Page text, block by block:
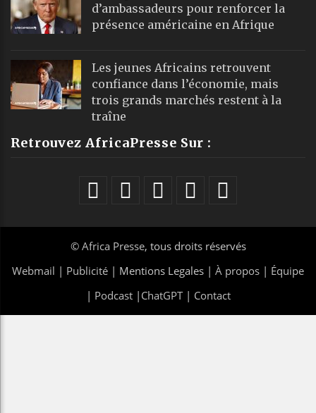
d’ambassadeurs pour renforcer la
présence américaine en Afrique
Les jeunes Africains retrouvent
confiance dans l’économie, mais
trois grands marchés restent à la
traîne
Retrouvez AfricaPresse Sur :
© Africa Presse, tous droits réservés
Webmail | Publicité | Mentions Legales | À propos | Équipe
| Podcast| ChatGPT| Contact